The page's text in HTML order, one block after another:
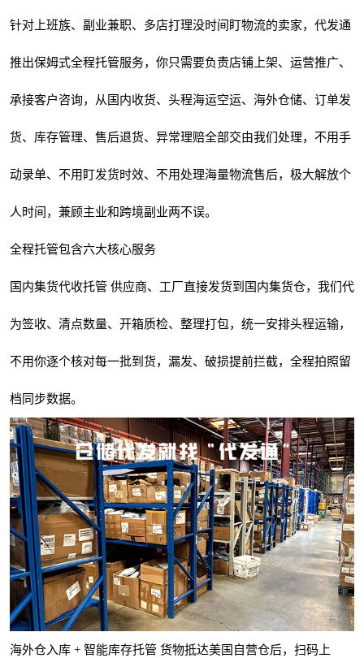
针对上班族、副业兼职、多店打理没时间盯物流的卖家，代发通
推出保姆式全程托管服务，你只需要负责店铺上架、运营推广、
承接客户咨询，从国内收货、头程海运空运、海外仓储、订单发
货、库存管理、售后退货、异常理赔全部交由我们处理，不用手
动录单、不用盯发货时效、不用处理海量物流售后，极大解放个
人时间，兼顾主业和跨境副业两不误。
全程托管包含六大核心服务
国内集货代收托管 供应商、工厂直接发货到国内集货仓，我们代
为签收、清点数量、开箱质检、整理打包，统一安排头程运输，
不用你逐个核对每一批到货，漏发、破损提前拦截，全程拍照留
档同步数据。
海外仓入库 + 智能库存托管 货物抵达美国自营仓后，扫码上